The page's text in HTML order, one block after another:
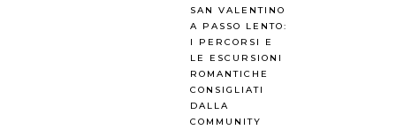
SAN VALENTINO
A PASSO LENTO:
I PERCORSI E
LE ESCURSIONI
ROMANTICHE
CONSIGLIATI
DALLA
COMMUNITY